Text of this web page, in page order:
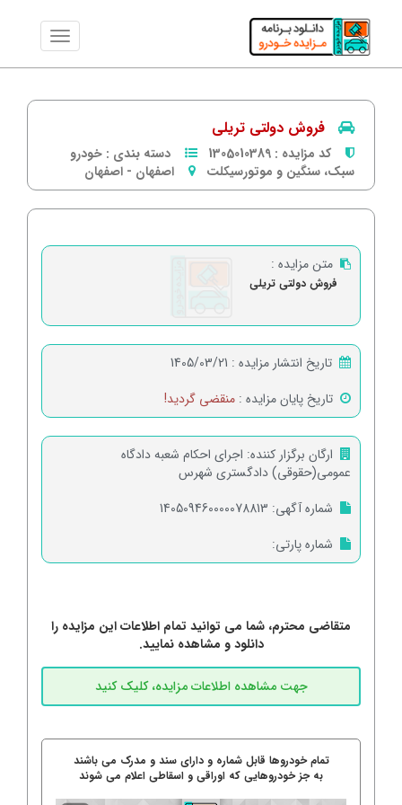
فروش دولتی تریلی
کد مزایده : 1305010389 دسته بندی : خودرو
سبک، سنگین و موتورسیکلت
اصفهان - اصفهان
متن مزایده :
فروش دولتی تریلی
تاریخ انتشار مزایده : 1405/03/21
تاریخ پایان مزایده : منقضی گردید!
ارگان برگزار کننده: اجرای احکام شعبه دادگاه
عمومی(حقوقی) دادگستری شهرس
شماره آگهی: 140509460000078813
شماره پارتی:
متقاضی محترم، شما می توانید تمام اطلاعات این مزایده را
دانلود و مشاهده نمایید.
تمام خودروها قابل شماره و دارای سند و مدرک می باشند
به جز خودروهایی که اوراقی و اسقاطی اعلام می شوند